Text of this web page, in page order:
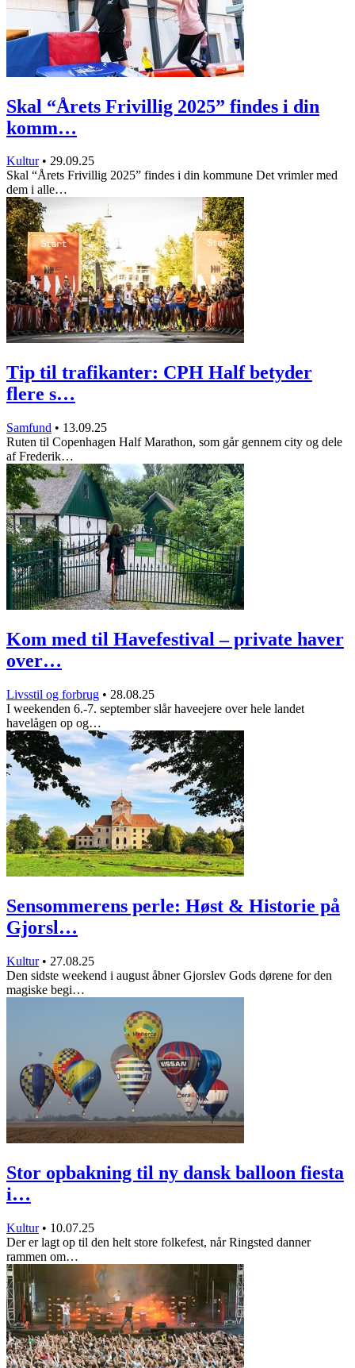
Skal “Årets Frivillig 2025” findes i din
komm…
Kultur • 29.09.25
Skal “Årets Frivillig 2025” findes i din kommune Det vrimler med
dem i alle…
Tip til trafikanter: CPH Half betyder
flere s…
Samfund • 13.09.25
Ruten til Copenhagen Half Marathon, som går gennem city og dele
af Frederik…
Kom med til Havefestival – private haver
over…
Livsstil og forbrug • 28.08.25
I weekenden 6.-7. september slår haveejere over hele landet
havelågen op og…
Sensommerens perle: Høst & Historie på
Gjorsl…
Kultur • 27.08.25
Den sidste weekend i august åbner Gjorslev Gods dørene for den
magiske begi…
Stor opbakning til ny dansk balloon fiesta
i…
Kultur • 10.07.25
Der er lagt op til den helt store folkefest, når Ringsted danner
rammen om…